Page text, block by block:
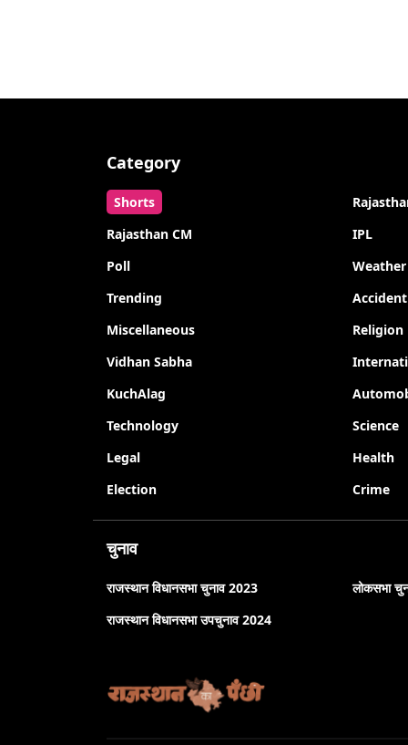
Category
Shorts
Rajasthan CM
IPL
Poll
Weather
Trending
Accident
Miscellaneous
Religion
Vidhan Sabha
KuchAlag
Technology
Science
Legal
Health
Election
Crime
चुनाव
राजस्थान विधानसभा चुनाव 2023
लोकसभा
राजस्थान विधानसभा उपचुनाव 2024